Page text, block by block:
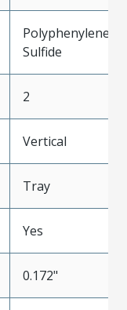
Polyphenylene
Sulfide
2
Vertical
Tray
Yes
0.172"